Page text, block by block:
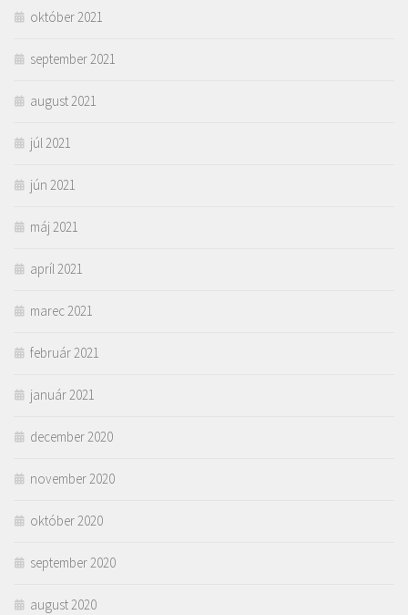
október 2021
september 2021
august 2021
júl 2021
jún 2021
máj 2021
apríl 2021
marec 2021
február 2021
január 2021
december 2020
november 2020
október 2020
september 2020
august 2020